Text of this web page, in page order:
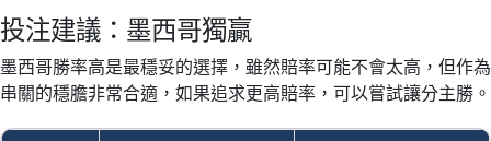
投注建議：墨西哥獨贏
墨西哥勝率高是最穩妥的選擇，雖然賠率可能不會太高，但作為
串關的穩膽非常合適，如果追求更高賠率，可以嘗試讓分主勝。